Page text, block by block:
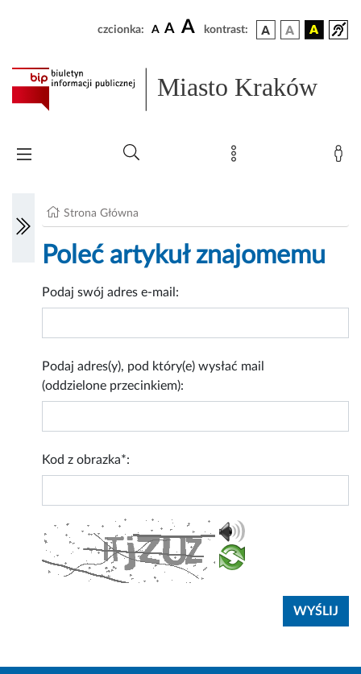
czcionka: A A A kontrast:
Miasto Kraków
Strona Główna
Poleć artykuł znajomemu
Podaj swój adres e-mail:
Podaj adres(y), pod który(e) wysłać mail
(oddzielone przecinkiem):
Kod z obrazka*: